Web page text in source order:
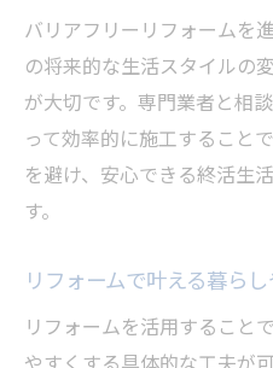
バリアフリーリフォームを
の将来的な生活スタイルの
が大切です。専門業者と相
って効率的に施工すること
を避け、安心できる終活生
す。
リフォームで叶える暮ら
リフォームを活用すること